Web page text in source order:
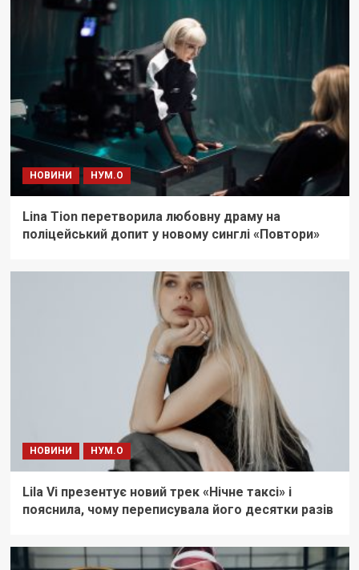
НОВИНИ НУМ.О
Lina Tion перетворила любовну драму на
поліцейський допит у новому синглі «Повтори»
НОВИНИ НУМ.О
Lila Vi презентує новий трек «Нічне таксі» і
пояснила, чому переписувала його десятки разів